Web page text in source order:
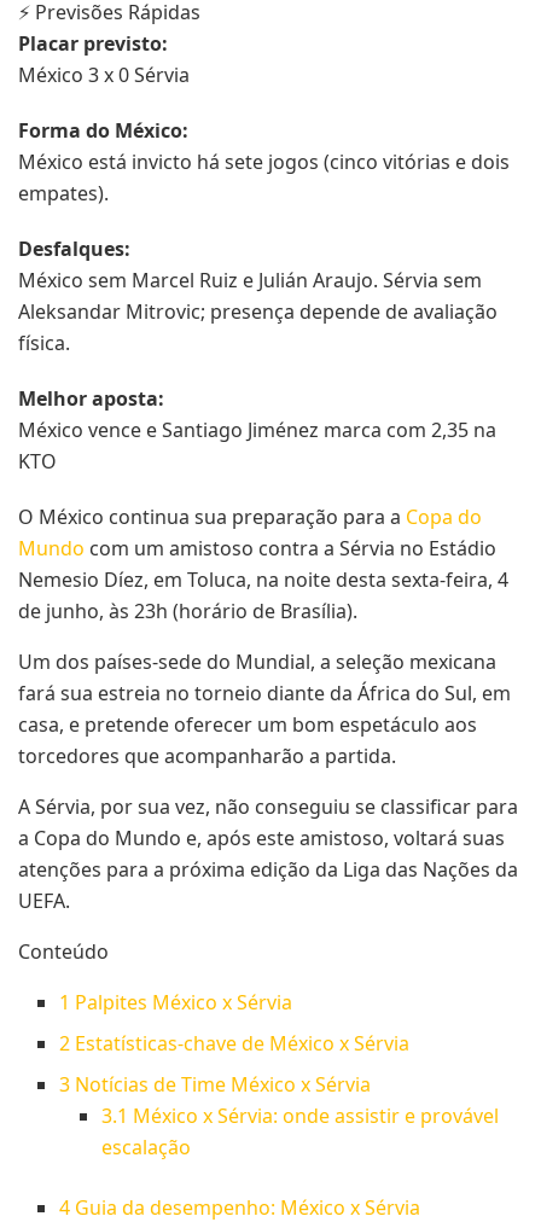
⚡ Previsões Rápidas
Placar previsto:
México 3 x 0 Sérvia
Forma do México:
México está invicto há sete jogos (cinco vitórias e dois
empates).
Desfalques:
México sem Marcel Ruiz e Julián Araujo. Sérvia sem
Aleksandar Mitrovic; presença depende de avaliação
física.
Melhor aposta:
México vence e Santiago Jiménez marca com 2,35 na
KTO
O México continua sua preparação para a Copa do
Mundo com um amistoso contra a Sérvia no Estádio
Nemesio Díez, em Toluca, na noite desta sexta-feira, 4
de junho, às 23h (horário de Brasília).
Um dos países-sede do Mundial, a seleção mexicana
fará sua estreia no torneio diante da África do Sul, em
casa, e pretende oferecer um bom espetáculo aos
torcedores que acompanharão a partida.
A Sérvia, por sua vez, não conseguiu se classificar para
a Copa do Mundo e, após este amistoso, voltará suas
atenções para a próxima edição da Liga das Nações da
UEFA.
Conteúdo
1 Palpites México x Sérvia
2 Estatísticas-chave de México x Sérvia
3 Notícias de Time México x Sérvia
3.1 México x Sérvia: onde assistir e provável
escalação
4 Guia da desempenho: México x Sérvia